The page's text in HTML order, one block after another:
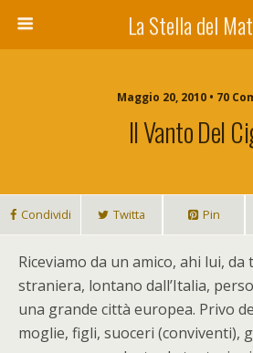
La Stella del
Maggio 20, 2010 • 70
Il Vanto Del
Condividi Twitta Pin
Riceviamo da un amico, ahi lui,
straniera, lontano dall’Italia,
una grande città europea. Privo
moglie, figli, suoceri (conviventi),